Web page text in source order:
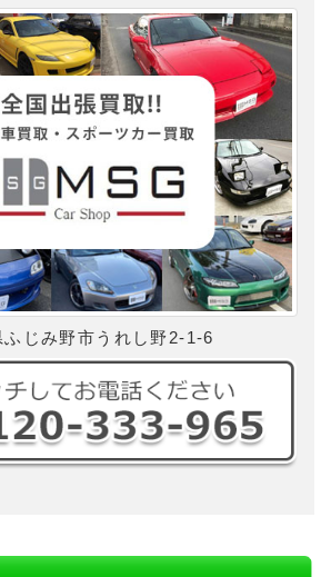
ふじみ野市うれし野2-1-6